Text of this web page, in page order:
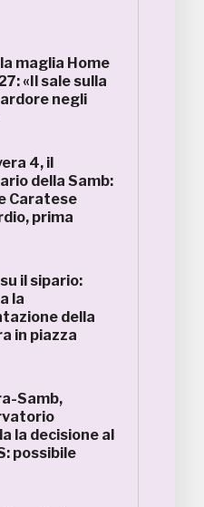
maglia Home
«Il sale sulla
negli
4, il
della Samb:
Caratese
prima
il sipario:
la
della
in piazza
Samb,
la decisione al
possibile